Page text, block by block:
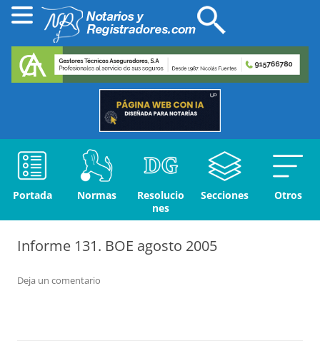
Portada Normas
Resolucio
nes
Secciones Otros
Informe 131. BOE agosto 2005
Deja un comentario